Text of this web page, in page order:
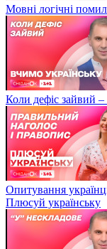
Мовні логічні
Коли дефіс зайвий
Опитування
Плюсуй українську